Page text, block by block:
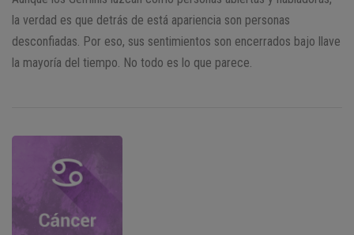
la verdad es que detrás de está apariencia son personas
desconfiadas. Por eso, sus sentimientos son encerrados bajo llave
la mayoría del tiempo. No todo es lo que parece.